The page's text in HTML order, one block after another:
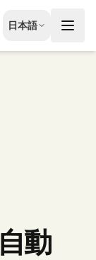
日本語
EN
English
動